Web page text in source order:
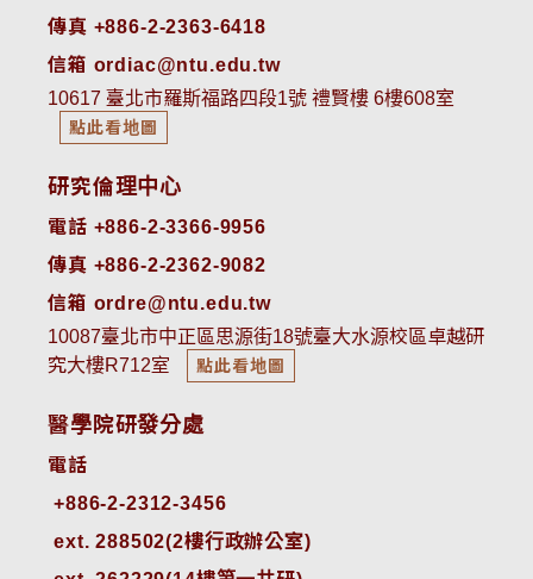
傳真 +886-2-2363-6418
信箱 ordiac@ntu.edu.tw
10617 臺北市羅斯福路四段1號 禮賢樓 6樓608室
點此看地圖
研究倫理中心
電話 +886-2-3366-9956
傳真 +886-2-2362-9082
信箱 ordre@ntu.edu.tw
10087臺北市中正區思源街18號臺大水源校區卓越研
究大樓R712室
點此看地圖
醫學院研發分處
電話
ext. 288502(2樓行政辦公室)